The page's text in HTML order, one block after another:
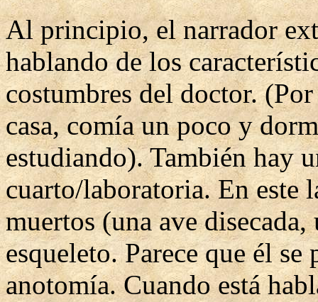
Al principio, el narrador
hablando de los
costumbres del doctor.
casa, comía un poco y
estudiando). También hay
cuarto/laboratoria. En este
muertos (una ave
esqueleto. Parece que él
anotomía. Cuando está